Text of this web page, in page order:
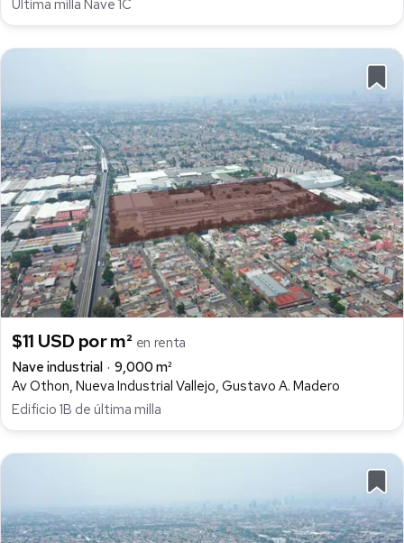
Última milla Nave 1C
$11 USD por m² en renta
Nave industrial
9,000 m²
Av Othon, Nueva Industrial Vallejo, Gustavo A. Madero
Edificio 1B de última milla